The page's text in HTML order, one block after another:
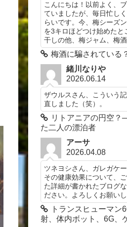
こんにちは！以前よく、
ていましたが、毎日忙し
らいです。今、梅シーズ
を3キロほどつけ始めた
干しの他、梅ジャム、梅酒
梅酒に騙されている
緒川なりや
2026.06.14
ザウルスさん、こういう
直しました（笑）。
リトアニアの円空？
た二人の漂泊者
アーサ
2026.04.08
ツネヨシさん、ガレガケ
その健康効果について、
た詳細が書かれたブログ
ださい。よろしくお願いし
トランスヒューマン
射、体内ボット、6G、